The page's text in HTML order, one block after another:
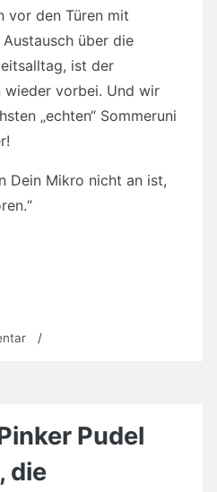
vor den Türen mit
über die
ist der
wieder vorbei. Und wir
„echten“ Sommeruni
Dein Mikro nicht an ist,
zu /
Pudel
die